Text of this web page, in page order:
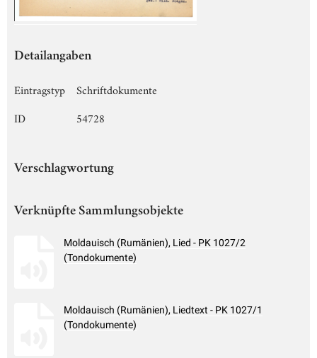
Detailangaben
Eintragstyp
Schriftdokumente
ID
54728
Verschlagwortung
Verknüpfte Sammlungsobjekte
Moldauisch (Rumänien), Lied - PK 1027/2
(Tondokumente)
Moldauisch (Rumänien), Liedtext - PK 1027/1
(Tondokumente)